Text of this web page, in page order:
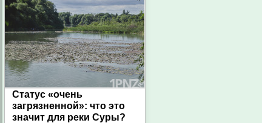
Статус «очень
загрязненной»: что это
значит для реки Суры?